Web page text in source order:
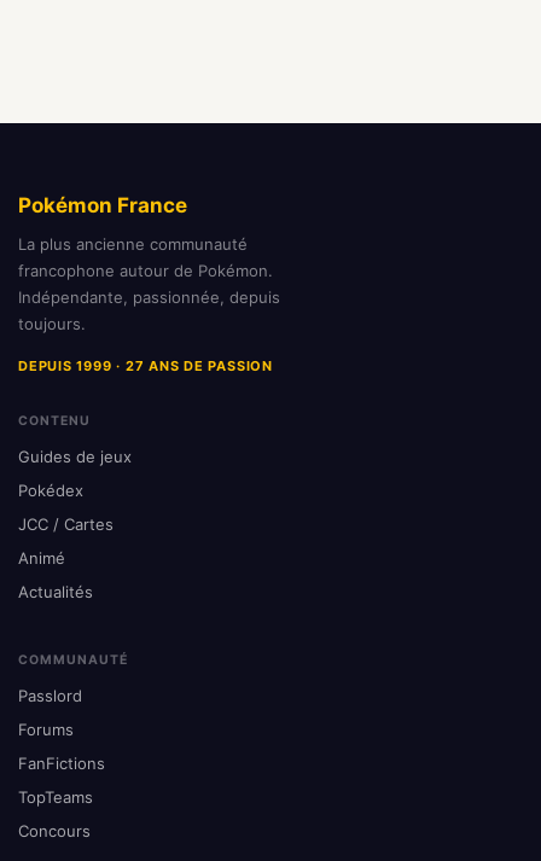
Pokémon France
La plus ancienne communauté
francophone autour de Pokémon.
Indépendante, passionnée, depuis
toujours.
DEPUIS 1999 · 27 ANS DE PASSION
CONTENU
Guides de jeux
Pokédex
JCC / Cartes
Animé
Actualités
COMMUNAUTÉ
Passlord
Forums
FanFictions
TopTeams
Concours